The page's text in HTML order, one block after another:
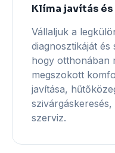
Klíma javítás
Vállaljuk a
diagnosztikáját
hogy otthonában
megszokott
javítása,
szerviz.